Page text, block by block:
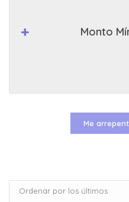
Monto
Me